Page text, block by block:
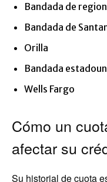
Bandada de
Bandada de
Orilla
Bandada
Wells Fargo
Cómo un
afectar su
Su historial de cuota